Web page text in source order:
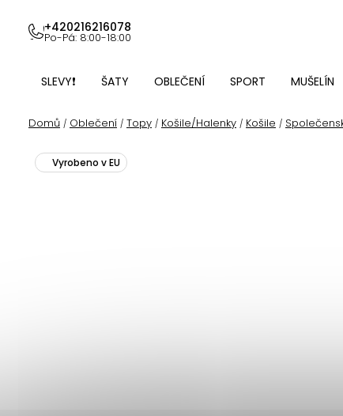
obsah
+420216216078
Po-Pá: 8:00-18:00
SLEVY❗ ŠATY OBLEČENÍ SPORT MUŠELÍN
Domů / Oblečení / Topy / Košile/Halenky / Košile /
Vyrobeno v EU